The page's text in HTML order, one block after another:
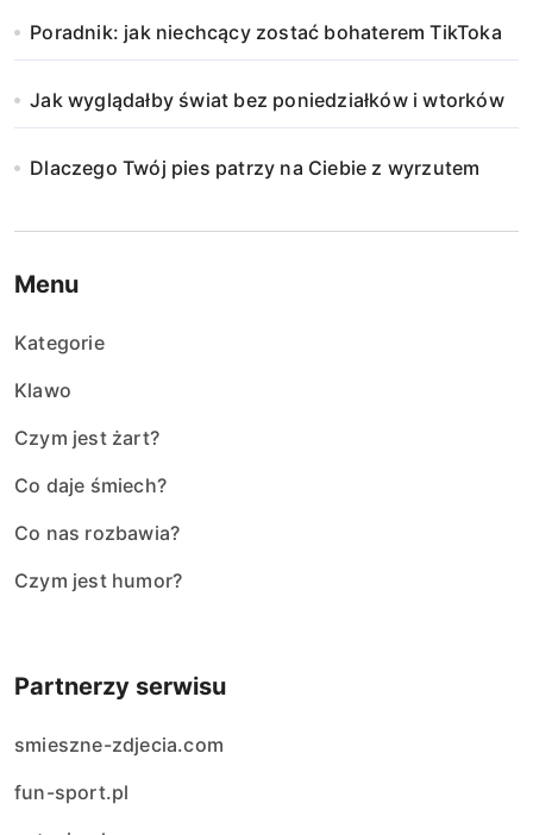
Poradnik: jak niechcący zostać bohaterem TikToka
Jak wyglądałby świat bez poniedziałków i wtorków
Dlaczego Twój pies patrzy na Ciebie z wyrzutem
Menu
Kategorie
Klawo
Czym jest żart?
Co daje śmiech?
Co nas rozbawia?
Czym jest humor?
Partnerzy serwisu
smieszne-zdjecia.com
fun-sport.pl